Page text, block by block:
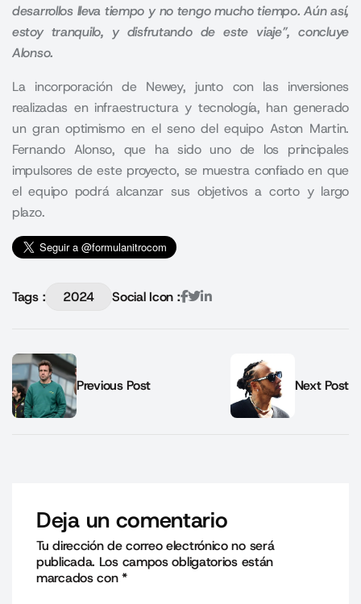
desarrollos lleva tiempo y no tengo mucho tiempo. Aún así,
estoy tranquilo, y disfrutando de este viaje”, concluye
Alonso.
La incorporación de Newey, junto con las inversiones
realizadas en infraestructura y tecnología, han generado
un gran optimismo en el seno del equipo Aston Martin.
Fernando Alonso, que ha sido uno de los principales
impulsores de este proyecto, se muestra confiado en que
el equipo podrá alcanzar sus objetivos a corto y largo
plazo.
Tags : 2024 Social Icon :
Previous Post Next Post
Deja un comentario
Tu dirección de correo electrónico no será
publicada. Los campos obligatorios están
marcados con*